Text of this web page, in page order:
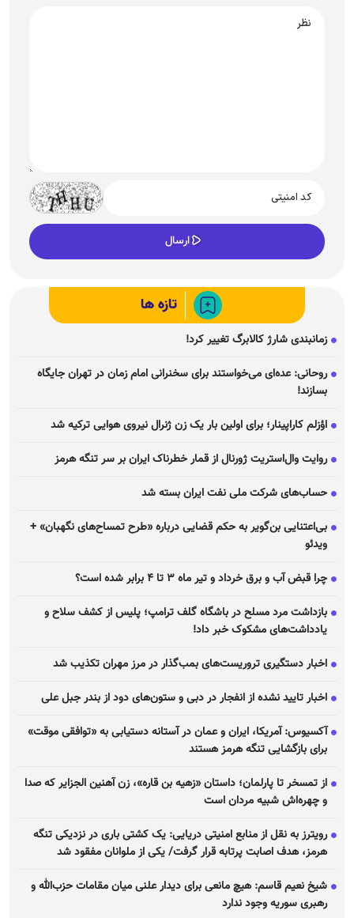
تازه ها
زمانبندی شارژ کالابرگ تغییر کرد!
روحانی: عده‌ای می‌خواستند برای سخنرانی امام زمان در تهران جایگاه
بسازند!
اؤزلم کاراپینار؛ برای اولین بار یک زن ژنرال نیروی هوایی ترکیه شد
روایت وال‌استریت ژورنال از قمار خطرناک ایران بر سر تنگه هرمز
حساب‌های شرکت ملی نفت ایران بسته شد
بی‌اعتنایی بن‌گویر به حکم قضایی درباره «طرح تمساح‌های نگهبان» +
ویدئو
چرا قبض آب و برق خرداد و تیر ماه ۳ تا ۴ برابر شده است؟
بازداشت مرد مسلح در باشگاه گلف ترامپ؛ پلیس از کشف سلاح و
یادداشت‌های مشکوک خبر داد!
اخبار دستگیری تروریست‌های بمب‌گذار در مرز مهران تکذیب شد
اخبار تایید نشده از انفجار در دبی و ستون‌های دود از بندر جبل علی
آکسیوس: آمریکا، ایران و عمان در آستانه دستیابی به «توافقی موقت»
برای بازگشایی تنگه هرمز هستند
از تمسخر تا پارلمان؛ داستان «زهیه بن قاره»، زن آهنین الجزایر که صدا
و چهره‌اش شبیه مردان است
رویترز به نقل از منابع امنیتی دریایی: یک کشتی باری در نزدیکی تنگه
هرمز، هدف اصابت پرتابه قرار گرفت/ یکی از ملوانان مفقود شد
شیخ نعیم قاسم: هیچ مانعی برای دیدار علنی میان مقامات حزب‌الله و
رهبری سوریه وجود ندارد